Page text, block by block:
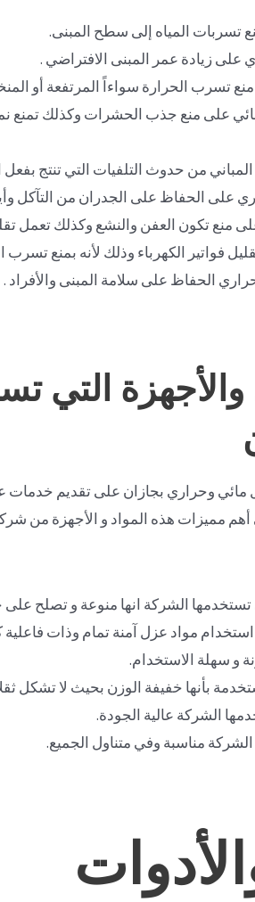
تسربات المياه إلى سطح المبنى.
على زيادة عمر المبنى الافتراضي .
تسرب الحرارة سواءاً المرتفعة أو
على منع جذب الحشرات وكذلك تمنع
من حدوث التلفيات التي تنتج بفعل
على الحفاظ على الجدران من التآكل
منع تكون العفن والنشع وكذلك تعمل
فواتير الكهرباء وذلك لأنه بمنع تسرب
الحفاظ على سلامة المبنى والأفراد .
والأجهزة التي
وحراري بجازان على تقديم خدمات
مميزات هذه المواد و الأجهزة من
تستخدمها الشركة انها منوعة و تصلح
مواد عزل آمنة تمام وذات فاعلية
و سهلة الاستخدام.
بأنها خفيفة الوزن بحيث لا تشكل
الشركة عالية الجودة.
مناسبة وفي متناول الجميع.